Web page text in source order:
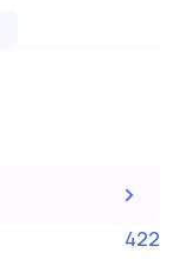
422